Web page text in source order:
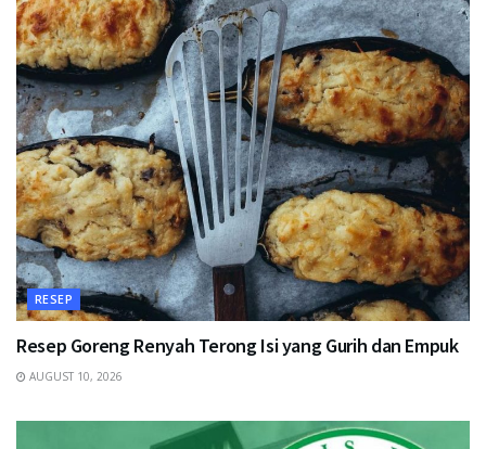
RESEP
Resep Goreng Renyah Terong Isi yang Gurih dan Empuk
AUGUST 10, 2026